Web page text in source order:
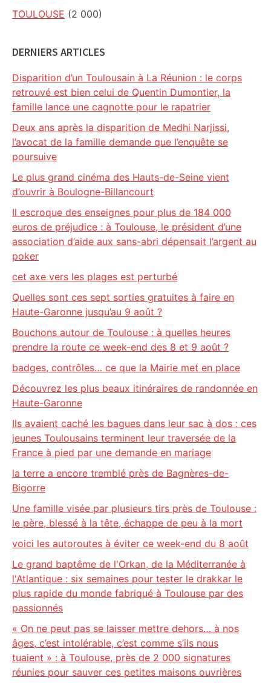
TOULOUSE (2 000)
DERNIERS ARTICLES
Disparition d’un Toulousain à La Réunion : le corps
retrouvé est bien celui de Quentin Dumontier, la
famille lance une cagnotte pour le rapatrier
Deux ans après la disparition de Medhi Narjissi,
l’avocat de la famille demande que l’enquête se
poursuive
Le plus grand cinéma des Hauts-de-Seine vient
d’ouvrir à Boulogne-Billancourt
Il escroque des enseignes pour plus de 184 000
euros de préjudice : à Toulouse, le président d’une
association d’aide aux sans-abri dépensait l’argent au
poker
cet axe vers les plages est perturbé
Quelles sont ces sept sorties gratuites à faire en
Haute-Garonne jusqu’au 9 août ?
Bouchons autour de Toulouse : à quelles heures
prendre la route ce week-end des 8 et 9 août ?
badges, contrôles… ce que la Mairie met en place
Découvrez les plus beaux itinéraires de randonnée en
Haute-Garonne
Ils avaient caché les bagues dans leur sac à dos : ces
jeunes Toulousains terminent leur traversée de la
France à pied par une demande en mariage
la terre a encore tremblé près de Bagnères-de-
Bigorre
Une famille visée par plusieurs tirs près de Toulouse :
le père, blessé à la tête, échappe de peu à la mort
voici les autoroutes à éviter ce week-end du 8 août
Le grand baptême de l'Orkan, de la Méditerranée à
l'Atlantique : six semaines pour tester le drakkar le
plus rapide du monde fabriqué à Toulouse par des
passionnés
« On ne peut pas se laisser mettre dehors… à nos
âges, c’est intolérable, c’est comme s’ils nous
tuaient » : à Toulouse, près de 2 000 signatures
réunies pour sauver ces petites maisons ouvrières